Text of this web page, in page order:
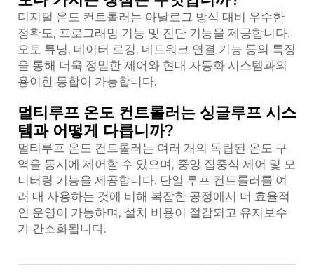
디지털 온도 컨트롤러는 아날로그 방식 대비 우수한
정확도, 프로그래밍 기능 및 진단 기능을 제공합니다.
오토 튜닝, 데이터 로깅, 네트워크 연결 기능 등의 특징
을 통해 더욱 정밀한 제어와 현대 자동화 시스템과의
용이한 통합이 가능합니다.
멀티루프 온도 컨트롤러는 싱글루프 시스
템과 어떻게 다릅니까?
멀티루프 온도 컨트롤러는 여러 개의 독립된 온도 구
역을 동시에 제어할 수 있으며, 중앙 집중식 제어 및 모
니터링 기능을 제공합니다. 단일 루프 컨트롤러를 여
러 대 사용하는 것에 비해 복잡한 공정에서 더 효율적
인 운영이 가능하며, 설치 비용이 절감되고 유지보수
가 간소화됩니다.